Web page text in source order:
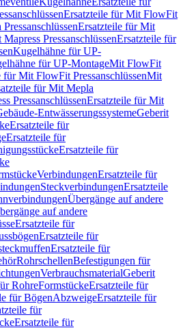
Ersatzteile für Mit FlowFit
Ersatzteile für Mit
PressanschlüssenErsatzteile für
Kugelhähne für UP-
für UP-MontageMit FlowFit
für Mit FlowFit PressanschlüssenMit
für Mit Mepla
PressanschlüssenErsatzteile für Mit
EntwässerungssystemeGeberit
Ersatzteile für
Ersatzteile für
Ersatzteile für
VerbindungenErsatzteile für
SteckverbindungenErsatzteile
Übergänge auf andere
auf andere
Ersatzteile für
Ersatzteile für
Ersatzteile für
RohrschellenBefestigungen für
VerbrauchsmaterialGeberit
RohreFormstückeErsatzteile für
für BögenAbzweigeErsatzteile für
für
Ersatzteile für